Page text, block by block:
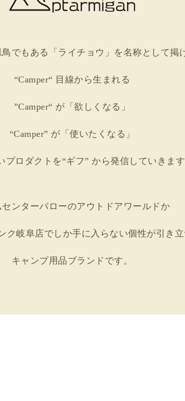
でもある 「ライチョウ」を名称として掲
“Camper“ 目線から生まれる
”Camper“ が「欲しくなる」
“Camper” が「使いたくなる」
プロダクトを “ギフ” から発信していきます
センターバローのアウトドアワールドか
ク岐阜店でしか手に入らない個性が引き
キャンプ用品ブランドです。